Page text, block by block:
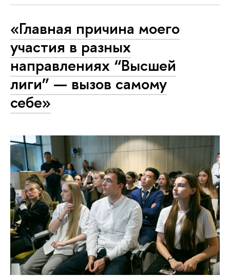
«Главная причина моего
участия в разных
направлениях “Высшей
лиги” — вызов самому
себе»